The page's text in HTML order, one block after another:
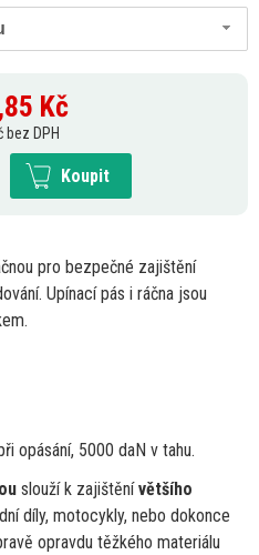
Kč
bez DPH
Koupit
pro bezpečné zajištění
Upínací pás i ráčna jsou
opásání, 5000 daN v tahu.
sloužík zajištěnívětšího
díly, motocykly, nebo dokonce
opravdu těžkého materiálu